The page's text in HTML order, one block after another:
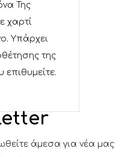
Της
χαρτί
Υπάρχει
της
άμεσα για νέα μας